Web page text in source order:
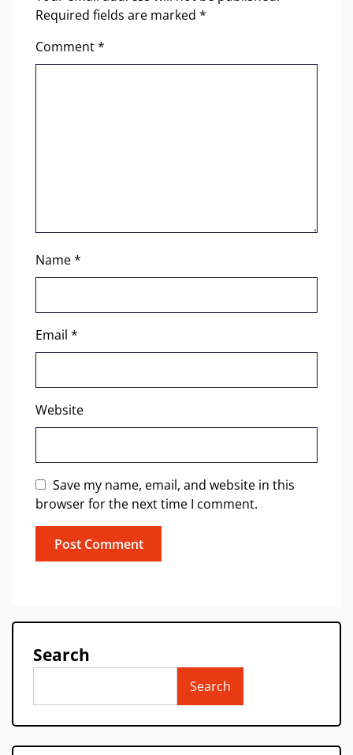
Required fields are marked *
Comment*
Name*
Email *
Website
Save my name, email, and website in this
browser for the next time I comment.
Search
Search